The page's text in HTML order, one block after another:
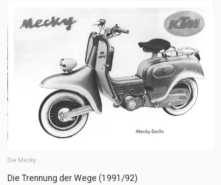
Die Mecky
Die Trennung der Wege (1991/92)